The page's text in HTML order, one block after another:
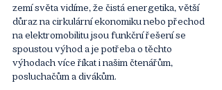
zemí světa vidíme, že čistá energetika, větší
důraz na cirkulární ekonomiku nebo přechod
na elektromobilitu jsou funkční řešení se
spoustou výhod a je potřeba o těchto
výhodach více říkat i našim čtenářům,
posluchačům a divákům.